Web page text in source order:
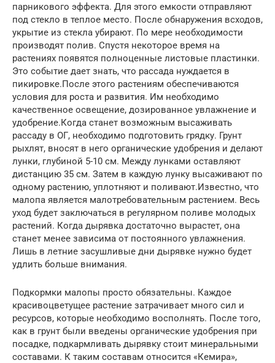
парникового эффекта. Для этого емкости отправляют
под стекло в теплое место. После обнаружения всходов,
укрытие из стекла убирают. По мере необходимости
производят полив. Спустя некоторое время на
растениях появятся полноценные листовые пластинки.
Это событие дает знать, что рассада нуждается в
пикировке.После этого растениям обеспечиваются
условия для роста и развития. Им необходимо
качественное освещение, дозированное увлажнение и
удобрение.Когда станет возможным высаживать
рассаду в ОГ, необходимо подготовить грядку. Грунт
рыхлят, вносят в него органические удобрения и делают
лунки, глубиной 5-10 см. Между лунками оставляют
дистанцию 35 см. Затем в каждую лунку высаживают по
одному растению, уплотняют и поливают.Известно, что
малопа является малотребовательным растением. Весь
уход будет заключаться в регулярном поливе молодых
растений. Когда дырявка достаточно вырастет, она
станет менее зависима от постоянного увлажнения.
Лишь в летние засушливые дни дырявке нужно будет
удлить больше внимания.
Подкормки малопы просто обязательны. Каждое
красивоцветущее растение затрачивает много сил и
ресурсов, которые необходимо восполнять. После того,
как в грунт были введены органические удобрения при
посадке, подкармливать дырявку стоит минеральными
составами. К таким составам относится «Кемира»,